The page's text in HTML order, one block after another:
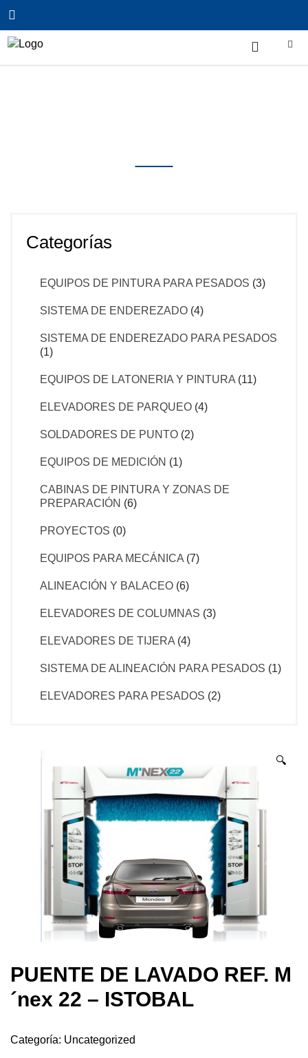
Categorías
EQUIPOS DE PINTURA PARA PESADOS (3)
SISTEMA DE ENDEREZADO (4)
SISTEMA DE ENDEREZADO PARA PESADOS
(1)
EQUIPOS DE LATONERIA Y PINTURA (11)
ELEVADORES DE PARQUEO (4)
SOLDADORES DE PUNTO (2)
EQUIPOS DE MEDICIÓN (1)
CABINAS DE PINTURA Y ZONAS DE
PREPARACIÓN (6)
PROYECTOS (0)
EQUIPOS PARA MECÁNICA (7)
ALINEACIÓN Y BALACEO (6)
ELEVADORES DE COLUMNAS (3)
ELEVADORES DE TIJERA (4)
SISTEMA DE ALINEACIÓN PARA PESADOS (1)
ELEVADORES PARA PESADOS (2)
🔍
PUENTE DE LAVADO REF. M
´nex 22 – ISTOBAL
Categoría: Uncategorized